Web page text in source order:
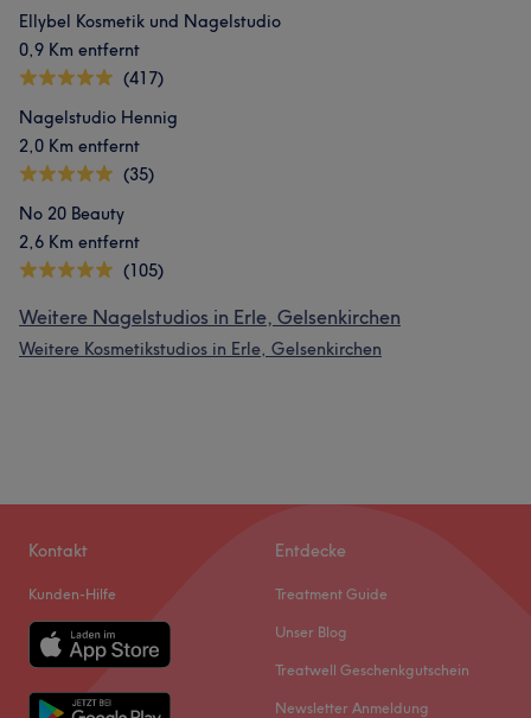
Ellybel Kosmetik und Nagelstudio
0,9 Km entfernt
(417)
Nagelstudio Hennig
2,0 Km entfernt
(35)
No 20 Beauty
2,6 Km entfernt
(105)
Weitere Nagelstudios in Erle, Gelsenkirchen
Weitere Kosmetikstudios in Erle, Gelsenkirchen
Kontakt
Kunden-Hilfe
Entdecke
Treatment Guide
Unser Blog
Treatwell Geschenkgutschein
Newsletter Anmeldung